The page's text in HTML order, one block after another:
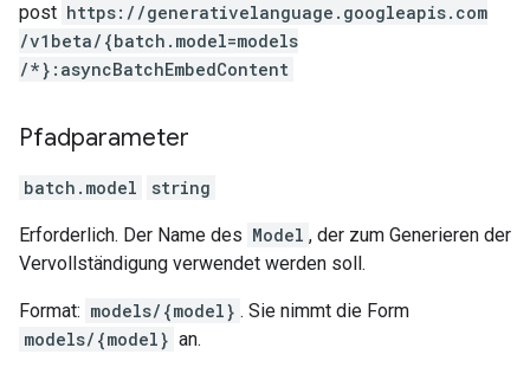
post https: / /generativelanguage.googleapis.com
/v1beta/{batch.model=models
/*}:asyncBatchEmbedContent
Pfadparameter
batch.model string
Erforderlich. Der Name des Model , der zum Generieren der
Vervollständigung verwendet werden soll.
Format: models/{model} . Sie nimmt die Form
models/{model} an.